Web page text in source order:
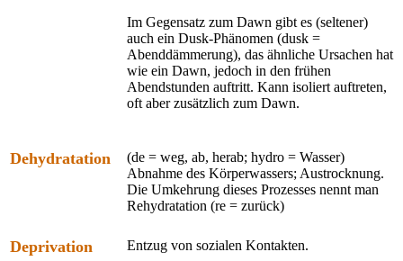
Im Gegensatz zum Dawn gibt es (seltener)
auch ein Dusk-Phänomen (dusk =
Abenddämmerung), das ähnliche Ursachen hat
wie ein Dawn, jedoch in den frühen
Abendstunden auftritt. Kann isoliert auftreten,
oft aber zusätzlich zum Dawn.
Dehydratation
(de = weg, ab, herab; hydro = Wasser)
Abnahme des Körperwassers; Austrocknung.
Die Umkehrung dieses Prozesses nennt man
Rehydratation (re = zurück)
Deprivation Entzug von sozialen Kontakten.